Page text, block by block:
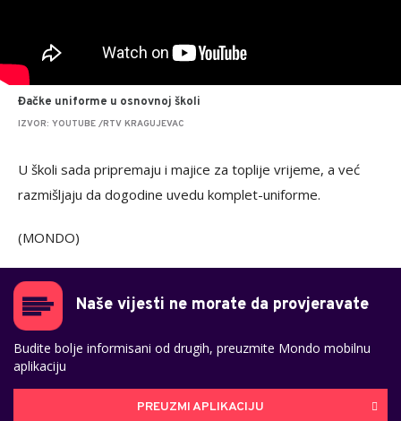
Đačke uniforme u osnovnoj školi
IZVOR: YOUTUBE /RTV KRAGUJEVAC
U školi sada pripremaju i majice za toplije vrijeme, a već
razmišljaju da dogodine uvedu komplet-uniforme.
(MONDO)
Naše vijesti ne morate da provjeravate
Budite bolje informisani od drugih, preuzmite Mondo mobilnu
aplikaciju
PREUZMI APLIKACIJU